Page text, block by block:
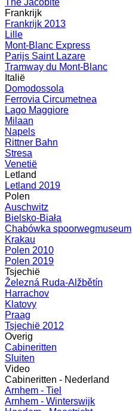
The Jacobite
Frankrijk
Frankrijk 2013
Lille
Mont-Blanc Express
Parijs Saint Lazare
Tramway du Mont-Blanc
Italië
Domodossola
Ferrovia Circumetnea
Lago Maggiore
Milaan
Napels
Rittner Bahn
Stresa
Venetië
Letland
Letland 2019
Polen
Auschwitz
Bielsko-Biała
Chabówka spoorwegmuseum
Krakau
Polen 2010
Polen 2019
Tsjechië
Železná Ruda-Alžbětín
Harrachov
Klatovy
Praag
Tsjechië 2012
Overig
Cabineritten
Sluiten
Video
Cabineritten - Nederland
Arnhem - Tiel
Arnhem - Winterswijk